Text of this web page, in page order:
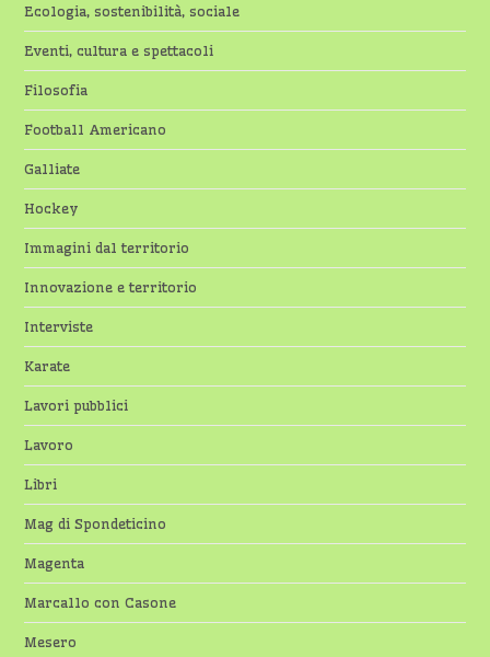
Ecologia, sostenibilità, sociale
Eventi, cultura e spettacoli
Filosofia
Football Americano
Galliate
Hockey
Immagini dal territorio
Innovazione e territorio
Interviste
Karate
Lavori pubblici
Lavoro
Libri
Mag di Spondeticino
Magenta
Marcallo con Casone
Mesero